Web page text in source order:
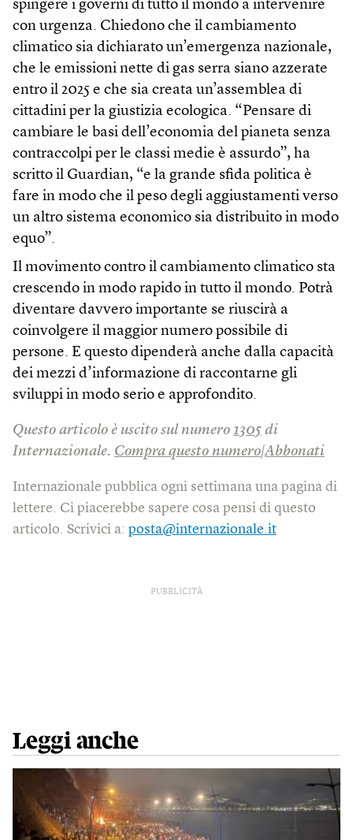
spingere i governi di tutto il mondo a intervenire
con urgenza. Chiedono che il cambiamento
climatico sia dichiarato un’emergenza nazionale,
che le emissioni nette di gas serra siano azzerate
entro il 2025 e che sia creata un’assemblea di
cittadini per la giustizia ecologica. “Pensare di
cambiare le basi dell’economia del pianeta senza
contraccolpi per le classi medie è assurdo”, ha
scritto il Guardian, “e la grande sfida politica è
fare in modo che il peso degli aggiustamenti verso
un altro sistema economico sia distribuito in modo
equo”.
Il movimento contro il cambiamento climatico sta
crescendo in modo rapido in tutto il mondo. Potrà
diventare davvero importante se riuscirà a
coinvolgere il maggior numero possibile di
persone. E questo dipenderà anche dalla capacità
dei mezzi d’informazione di raccontarne gli
sviluppi in modo serio e approfondito.
Questo articolo è uscito sul numero 1305 di
Internazionale. Compra questo numero|Abbonati
Internazionale pubblica ogni settimana una pagina di
lettere. Ci piacerebbe sapere cosa pensi di questo
articolo. Scrivici a: posta@internazionale.it
PUBBLICITÀ
Leggi anche